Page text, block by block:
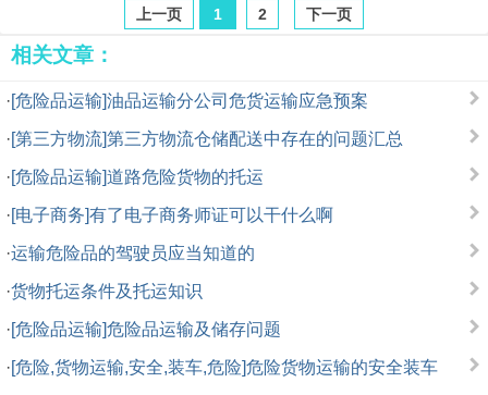
上一页 1 2 下一页
相关文章：
·[危险品运输]油品运输分公司危货运输应急预案
·[第三方物流]第三方物流仓储配送中存在的问题汇总
·[危险品运输]道路危险货物的托运
·[电子商务]有了电子商务师证可以干什么啊
·运输危险品的驾驶员应当知道的
·货物托运条件及托运知识
·[危险品运输]危险品运输及储存问题
·[危险,货物运输,安全,装车,危险]危险货物运输的安全装车